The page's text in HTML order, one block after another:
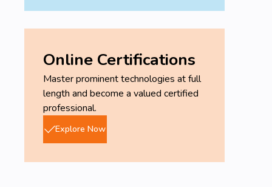
Online Certifications
Master prominent technologies at full
length and become a valued certified
professional.
Explore Now